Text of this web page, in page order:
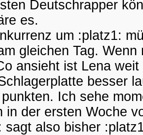
Deutschrapper
es.
um :platz1:
gleichen Tag.
ansieht ist Lena
besser
Ich sehe
in der ersten Woche
sagt also bisher